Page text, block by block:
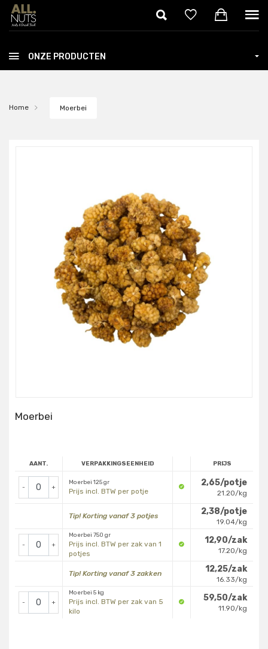
Skip to main content
ONZE PRODUCTEN
Home Moerbei
Moerbei
AANT. VERPAKKINGSEENHEID PRIJS
- +
Moerbei 125 gr
Prijs incl. BTW per potje
2,65/potje
21.20/kg
Tip! Korting vanaf 3 potjes 2,38/potje
19.04/kg
- +
Moerbei 750 gr
Prijs incl. BTW per zak van 1
potjes
12,90/zak
17.20/kg
Tip! Korting vanaf 3 zakken 12,25/zak
16.33/kg
- +
Moerbei 5 kg
Prijs incl. BTW per zak van 5
kilo
59,50/zak
11.90/kg